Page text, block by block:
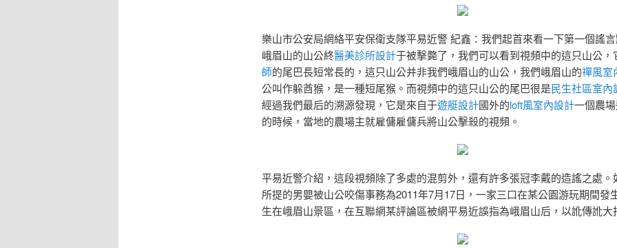
樂山市公安局網絡平安保衛支隊平易近警 紀鑫：我們起首來看一下第一個謠
峨眉山的山公終醫美診所設計于被擊斃了，我們可以看到視頻中的這只山公，
師的尾巴長短常長的，這只山公并非我們峨眉山的山公，我們峨眉山的禪風室
公叫作躲酋猴，是一種短尾猴。而視頻中的這只山公的尾巴很是民生社區室內
經過我們最后的溯源發現，它是來自于遊艇設計國外的loft風室內設計一個農
的時候，當地的農場主就雇傭雇傭兵將山公擊殺的視頻。
平易近警介紹，這段視頻除了多處的混剪外，還有許多張冠李戴的造謠之處。
所提的男嬰被山公咬傷事務為2011年7月17日，一家三口在某公園游玩期間發
生在峨眉山景區，在互聯網某評論區被網平易近誤指為峨眉山后，以訛傳訛大